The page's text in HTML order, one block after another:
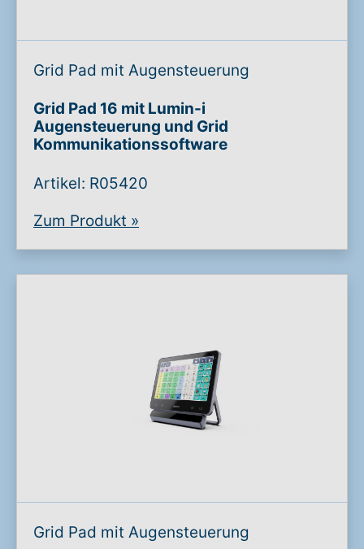
Grid Pad mit Augensteuerung
Grid Pad 16 mit Lumin-i
Augensteuerung und Grid
Kommunikationssoftware
Artikel: R05420
Zum Produkt »
Grid Pad mit Augensteuerung